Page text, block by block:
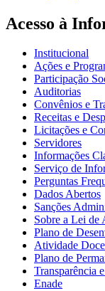
Acesso à
Institucional
Ações e
Participação
Auditorias
Convênios e
Receitas e
Licitações e
Servidores
Informações
Serviço de
Perguntas
Dados Abertos
Sanções
Sobre a Lei de
Plano de
Atividade
Plano de
Transparência
Enade